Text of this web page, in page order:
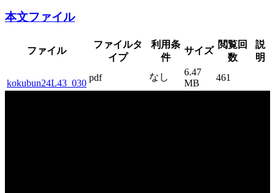
本文ファイル
ファイル
ファイルタ
イプ
利用条
件
サイ
ズ
閲覧回
数
説
明
kokubun24L43_030
pdf なし
6.47
MB
461